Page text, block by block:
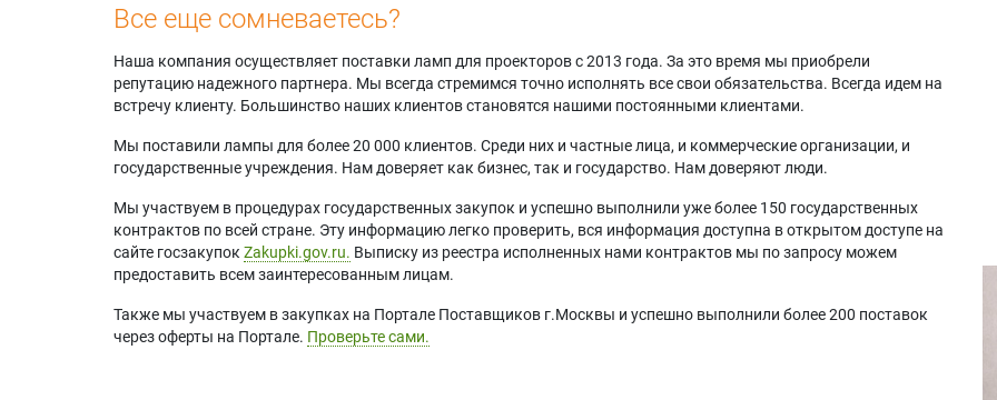
Все еще сомневаетесь?
Наша компания осуществляет поставки ламп для проекторов с 2013 года. За это время мы приобрели
репутацию надежного партнера. Мы всегда стремимся точно исполнять все свои обязательства. Всегда идем на
встречу клиенту. Большинство наших клиентов становятся нашими постоянными клиентами.
Мы поставили лампы для более 20 000 клиентов. Среди них и частные лица, и коммерческие организации, и
государственные учреждения. Нам доверяет как бизнес, так и государство. Нам доверяют люди.
Мы участвуем в процедурах государственных закупок и успешно выполнили уже более 150 государственных
контрактов по всей стране. Эту информацию легко проверить, вся информация доступна в открытом доступе на
сайте госзакупок Zakupki.gov.ru. Выписку из реестра исполненных нами контрактов мы по запросу можем
предоставить всем заинтересованным лицам.
Также мы участвуем в закупках на Портале Поставщиков г.Москвы и успешно выполнили более 200 поставок
через оферты на Портале. Проверьте сами.